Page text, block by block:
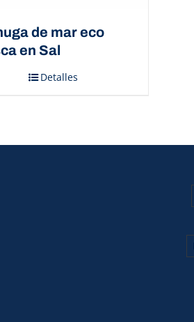
de mar eco
en Sal
Detalles